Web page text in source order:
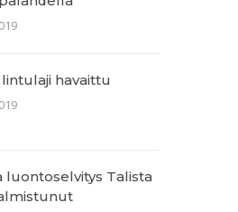
lintulaji havaittu
luontoselvitys Talista